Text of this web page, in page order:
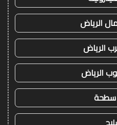
الرياض
الرياض
الرياض
سطحة